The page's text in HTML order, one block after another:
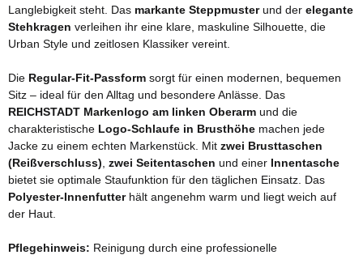
Langlebigkeit steht. Das markante Steppmusterund der elegante
Stehkragen verleihen ihr eine klare, maskuline Silhouette, die
Urban Style und zeitlosen Klassiker vereint.
Die Regular-Fit-Passform sorgt für einen modernen, bequemen
Sitz – ideal für den Alltag und besondere Anlässe. Das
REICHSTADT Markenlogo am linken Oberarm und die
charakteristische Logo-Schlaufe in Brusthöhe machen jede
Jacke zu einem echten Markenstück. Mit zwei Brusttaschen
(Reißverschluss) zwei Seitentaschen und einer Innentasche
bietet sie optimale Staufunktion für den täglichen Einsatz. Das
Polyester-Innenfutterhält angenehm warm und liegt weich auf
der Haut.
Pflegehinweis: Reinigung durch eine professionelle